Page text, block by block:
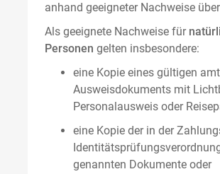
anhand geeigneter Nachweise
Als geeignete Nachweise für
Personen gelten insbesondere:
eine Kopie eines gültigen
Ausweisdokuments mit
Personalausweis oder
eine Kopie der in der
genannten Dokumente oder